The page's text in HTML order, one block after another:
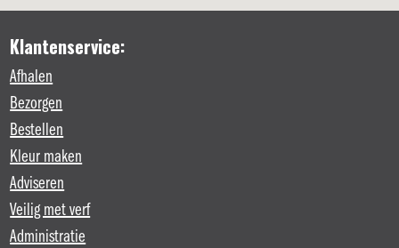
Klantenservice:
Afhalen
Bezorgen
Bestellen
Kleur maken
Adviseren
Veilig met verf
Administratie